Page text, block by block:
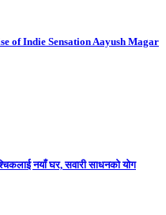
of Indie Sensation Aayush Magar
नयाँ घर, सवारी साधनकाे याेग